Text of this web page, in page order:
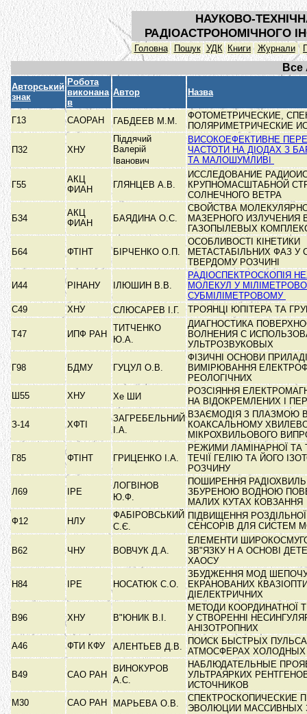
НАУКОВО-
РАДІОАСТРОНОМІЧНОГО
Головна Пошук УДК Книги Журнали
Все
Авторський
знак
Робота
виконана
в
Автор Назва
Г13 САОРАН ГАБДЕЕВ М.М.
ФОТОМЕТРИЧЕСКИЕ,
ПОЛЯРИМЕТРИЧЕСКИЕ
П32 ХНУ
Піддячий
Валерій
Іванович
ВИСОКОЕФЕКТИВНЕ
ЧАСТОТИ НА ДІОДАХ З
ТА МАЛОШУМЛИВІ
Г55
АКЦ
ФИАН
ГЛЯНЦЕВ А.В.
ИССЛЕДОВАНИЕ
КРУПНОМАСШТАБНОЙ
СОЛНЕЧНОГО ВЕТРА
Б34
АКЦ
ФИАН
БАЯДИНА О.С.
СВОЙСТВА
МАЗЕРНОГО ИЗЛУЧЕНИЯ
ГАЗОПЫЛЕВЫХ
Б64 ФТІНТ БІРЧЕНКО О.П.
ОСОБЛИВОСТІ КІНЕТИКИ
МЕТАСТАБІЛЬНИХ ФАЗ У
ТВЕРДОМУ РОЗЧИНІ
И44 РІНАНУ ІЛЮШИН В.В.
РАДІОСПЕКТРОСКОПІЯ
МОЛЕКУЛ У
СУБМІЛІМЕТРОВОМУ
С49
ХНУ СЛЮСАРЕВ І.Г. ТРОЯНЦІ ЮПІТЕРА ТА
Т47 ИПФ РАН
ТИТЧЕНКО
Ю.А.
ДИАГНОСТИКА
ВОЛНЕНИЯ С
УЛЬТРОЗВУКОВЫХ
Г98 БДМУ ГУЦУЛ О.В.
ФІЗИЧНІ ОСНОВИ
ВИМІРЮВАННЯ
РЕОЛОГІЧНИХ
Ш55
ХНУ Хе ШИ
РОЗСІЯННЯ
НА ВІДОКРЕМЛЕНИХ І
З-14 ХФТІ
ЗАГРЕБЕЛЬНИЙ
І.А.
ВЗАЄМОДІЯ З ПЛАЗМОЮ
КОАКСАЛЬНОМУ
МІКРОХВИЛЬОВОГО
Г85 ФТІНТ ГРИЦЕНКО І.А.
РЕЖИМИ ЛАМІНАРНОЇ ТА
ТЕЧІЇ ГЕЛІЮ ТА ЙОГО
РОЗЧИНУ
Л69 ІРЕ
ЛОГВІНОВ
Ю.Ф.
ПОШИРЕННЯ
ЗБУРЕНОЮ ВОДНОЮ
МАЛИХ КУТАХ КОВЗАННЯ
Ф12
НЛУ
ФАБІРОВСЬКИЙ
С.Є.
ПІДВИЩЕННЯ
СЕНСОРІВ ДЛЯ СИСТЕМ
В62 ЧНУ ВОВЧУК Д.А.
ЕЛЕМЕНТИ
ЗВ"ЯЗКУ Н А ОСНОВІ
ХАОСУ
Н84 ІРЕ НОСАТЮК С.О.
ЗБУДЖЕННЯ МОД
ЕКРАНОВАНИХ
ДІЕЛЕКТРИЧНИХ
В96 ХНУ В"ЮНИК В.І.
МЕТОДИ КООРДИНАТНОЇ
У СТВОРЕННІ
АНІЗОТРОПНИХ
А46
ФТИ КФУ АЛЕНТЬЕВ Д.В.
ПОИСК БЫСТРЫХ
АТМОСФЕРАХ
В49 САО РАН
ВИНОКУРОВ
А.С.
НАБЛЮДАТЕЛЬНЫЕ
УЛЬТРАЯРКИХ
ИСТОЧНИКОВ
М30
САО РАН МАРЬЕВА О.В.
СПЕКТРОСКОПИЧЕСКИЕ
ЭВОЛЮЦИИ МАССИВНЫХ